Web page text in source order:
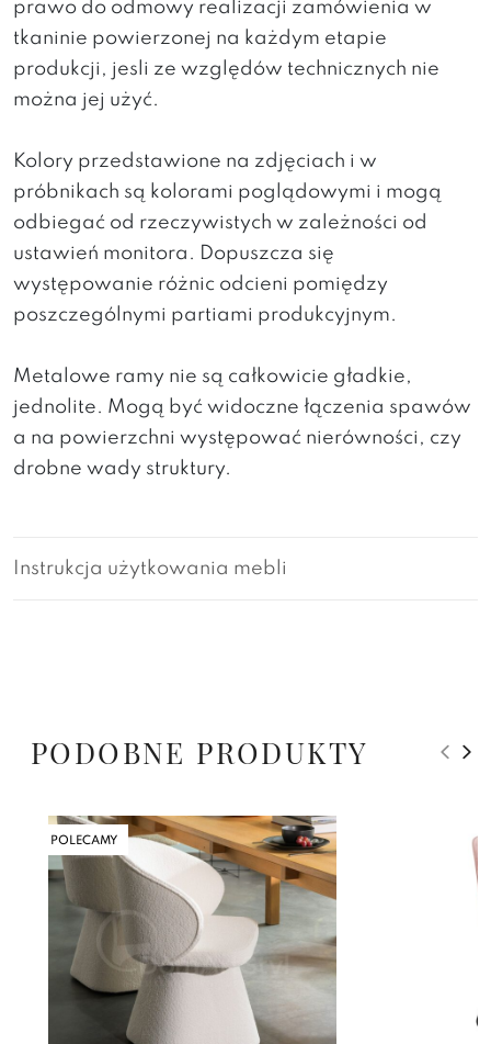
prawo do odmowy realizacji zamówienia w
tkaninie powierzonej na każdym etapie
produkcji, jesli ze względów technicznych nie
można jej użyć.
Kolory przedstawione na zdjęciach i w
próbnikach są kolorami poglądowymi i mogą
odbiegać od rzeczywistych w zależności od
ustawień monitora. Dopuszcza się
występowanie różnic odcieni pomiędzy
poszczególnymi partiami produkcyjnym.
Metalowe ramy nie są całkowicie gładkie,
jednolite. Mogą być widoczne łączenia spawów
a na powierzchni występować nierówności, czy
drobne wady struktury.
Instrukcja użytkowania mebli
PODOBNE PRODUKTY
POLECAMY